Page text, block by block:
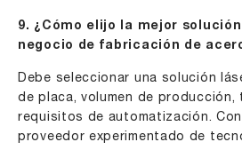
9. ¿Cómo elijo la mejor
negocio de fabricación de
Debe seleccionar una solución
de placa, volumen de producción,
requisitos de automatización.
proveedor experimentado de